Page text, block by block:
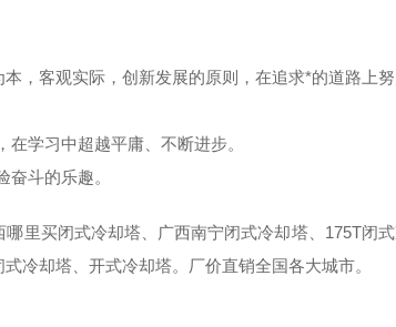
，客观实际，创新发展的原则，在追求*的道路上努
学习中超越平庸、不断进步。
斗的乐趣。
哪里买闭式冷却塔、广西南宁闭式冷却塔、175T闭
冷却塔、开式冷却塔。厂价直销全国各大城市。